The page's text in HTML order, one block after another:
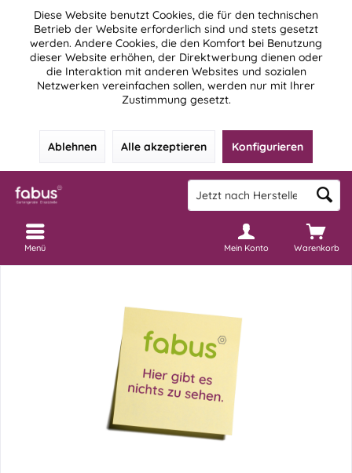
Diese Website benutzt Cookies, die für den technischen
Betrieb der Website erforderlich sind und stets gesetzt
werden. Andere Cookies, die den Komfort bei Benutzung
dieser Website erhöhen, der Direktwerbung dienen oder
die Interaktion mit anderen Websites und sozialen
Netzwerken vereinfachen sollen, werden nur mit Ihrer
Zustimmung gesetzt.
Ablehnen Alle akzeptieren Konfigurieren
Warenkorb
Mein Konto
Menü